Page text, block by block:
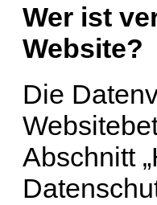
Wer ist
Website?
Die
Abschnitt